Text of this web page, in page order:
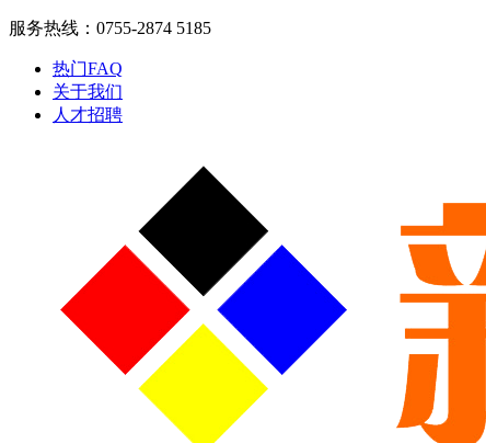
服务热线：0755-2874 5185
热门FAQ
关于我们
人才招聘